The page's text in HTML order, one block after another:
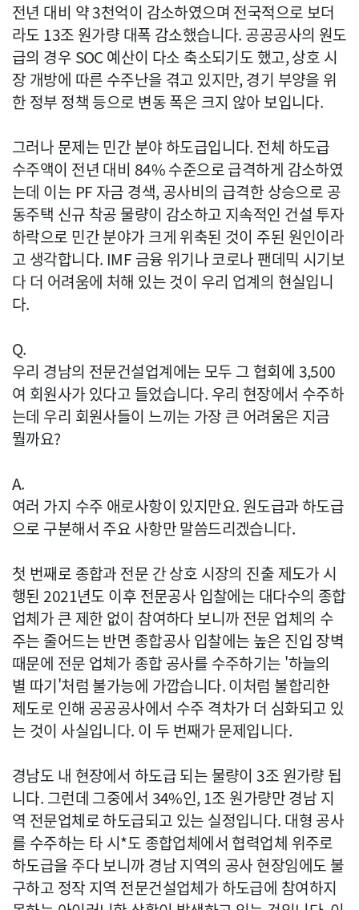
전년 대비 약 3천억이 감소하였으며 전국적으로 보더
라도 13조 원가량 대폭 감소했습니다. 공공공사의 원도
급의 경우 SOC 예산이 다소 축소되기도 했고, 상호 시
장 개방에 따른 수주난을 겪고 있지만, 경기 부양을 위
한 정부 정책 등으로 변동 폭은 크지 않아 보입니다.
그러나 문제는 민간 분야 하도급입니다. 전체 하도급
수주액이 전년 대비 84% 수준으로 급격하게 감소하였
는데 이는 PF 자금 경색, 공사비의 급격한 상승으로 공
동주택 신규 착공 물량이 감소하고 지속적인 건설 투자
하락으로 민간 분야가 크게 위축된 것이 주된 원인이라
고 생각합니다. IMF 금융 위기나 코로나 팬데믹 시기보
다 더 어려움에 처해 있는 것이 우리 업계의 현실입니
다.
Q.
우리 경남의 전문건설업계에는 모두 그 협회에 3,500
여 회원사가 있다고 들었습니다. 우리 현장에서 수주하
는데 우리 회원사들이 느끼는 가장 큰 어려움은 지금
뭘까요?
A.
여러 가지 수주 애로사항이 있지만요. 원도급과 하도급
으로 구분해서 주요 사항만 말씀드리겠습니다.
첫 번째로 종합과 전문 간 상호 시장의 진출 제도가 시
행된 2021년도 이후 전문공사 입찰에는 대다수의 종합
업체가 큰 제한 없이 참여하다 보니까 전문 업체의 수
주는 줄어드는 반면 종합공사 입찰에는 높은 진입 장벽
때문에 전문 업체가 종합 공사를 수주하기는 '하늘의
별 따기'처럼 불가능에 가깝습니다. 이처럼 불합리한
제도로 인해 공공공사에서 수주 격차가 더 심화되고 있
는 것이 사실입니다. 이 두 번째가 문제입니다.
경남도 내 현장에서 하도급 되는 물량이 3조 원가량 됩
니다. 그런데 그중에서 34%인, 1조 원가량만 경남 지
역 전문업체로 하도급되고 있는 실정입니다. 대형 공사
를 수주하는 타 시*도 종합업체에서 협력업체 위주로
하도급을 주다 보니까 경남 지역의 공사 현장임에도 불
구하고 정작 지역 전문건설업체가 하도급에 참여하지